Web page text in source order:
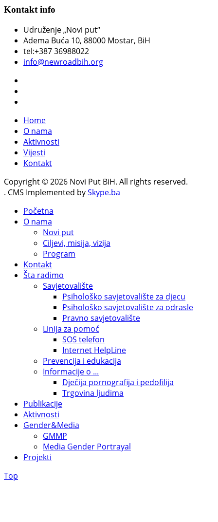
Kontakt info
Udruženje „Novi put“
Adema Buća 10, 88000 Mostar, BiH
tel:+387 36988022
info@newroadbih.org
Home
O nama
Aktivnosti
Vijesti
Kontakt
Copyright © 2026 Novi Put BiH. All rights reserved.
. CMS Implemented bySkype.ba
Početna
O nama
Novi put
Ciljevi, misija, vizija
Program
Kontakt
Šta radimo
Savjetovalište
Psihološko savjetovalište za djecu
Psihološko savjetovalište za odrasle
Pravno savjetovalište
Linija za pomoć
SOS telefon
Internet HelpLine
Prevencija i edukacija
Informacije o ...
Dječija pornografija i pedofilija
Trgovina ljudima
Publikacije
Aktivnosti
Gender&Media
GMMP
Media Gender Portrayal
Projekti
Top